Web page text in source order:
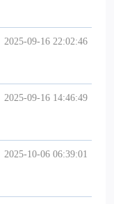
2025-09-16 22:02:46
2025-09-16 14:46:49
2025-10-06 06:39:01